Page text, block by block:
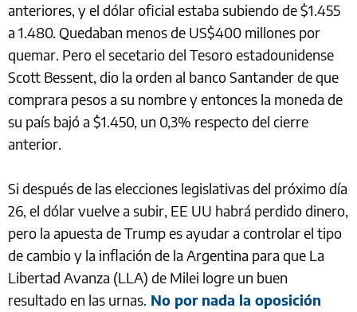
anteriores, y el dólar oficial estaba subiendo de $1.455
a 1.480. Quedaban menos de US$400 millones por
quemar. Pero el secetario del Tesoro estadounidense
Scott Bessent, dio la orden al banco Santander de que
comprara pesos a su nombre y entonces la moneda de
su país bajó a $1.450, un 0,3% respecto del cierre
anterior.
Si después de las elecciones legislativas del próximo día
26, el dólar vuelve a subir, EE UU habrá perdido dinero,
pero la apuesta de Trump es ayudar a controlar el tipo
de cambio y la inflación de la Argentina para que La
Libertad Avanza (LLA) de Milei logre un buen
resultado en las urnas. No por nada la oposición